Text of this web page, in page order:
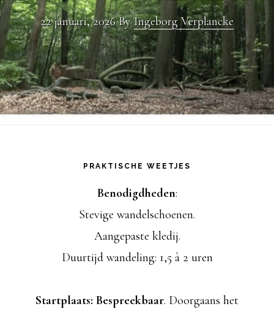
22 januari, 2026ByIngeborg Verplancke
PRAKTISCHE WEETJES
Benodigdheden:
Stevige wandelschoenen.
Aangepaste kledij.
Duurtijd wandeling: 1,5 à 2 uren
Startplaats: Bespreekbaar. Doorgaans het